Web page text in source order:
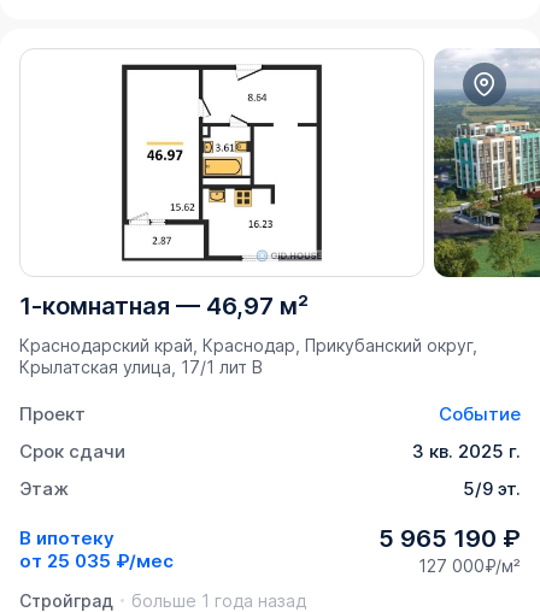
1-комнатная — 46,97 м²
Краснодарский край, Краснодар, Прикубанский округ,
Крылатская улица, 17/1 лит В
Проект
Событие
Срок сдачи
3 кв. 2025 г.
Этаж
5/9 эт.
В ипотеку
от 25 035 ₽/мес
5 965 190 ₽
127 000₽/м²
Стройград
больше 1 года назад